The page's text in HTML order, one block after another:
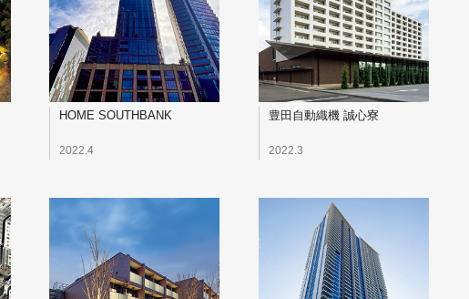
HOME SOUTHBANK
2022.4
豊田自動織機 誠心寮
2022.3